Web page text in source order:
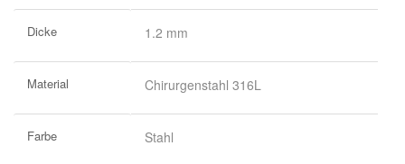
Informationen
Dicke 1.2 mm
Material Chirurgenstahl 316L
Farbe Stahl